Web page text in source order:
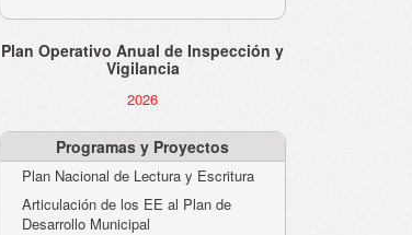
Plan Operativo Anual de Inspección y
Vigilancia
2026
Programas y Proyectos
Plan Nacional de Lectura y Escritura
Articulación de los EE al Plan de
Desarrollo Municipal